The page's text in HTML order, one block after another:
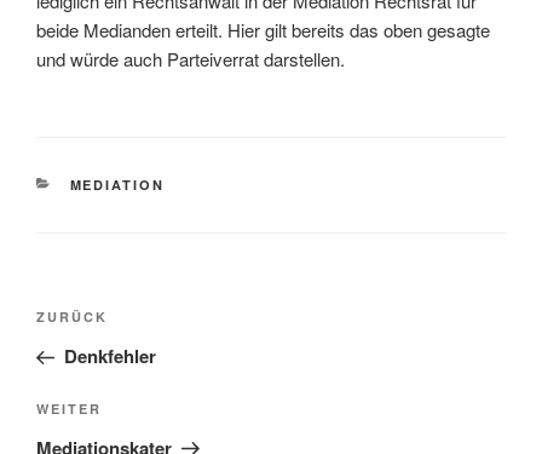
beide Medianden erteilt. Hier gilt bereits das oben gesagte
und würde auch Parteiverrat darstellen.
KATEGORIEN
MEDIATION
Beitragsnavigation
Vorheriger
Beitrag
ZURÜCK
Denkfehler
Nächster
Beitrag
WEITER
Mediationskater